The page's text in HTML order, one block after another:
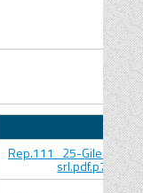
Allegato
Rep.111_25-Gilead
srl.pdf.p7m